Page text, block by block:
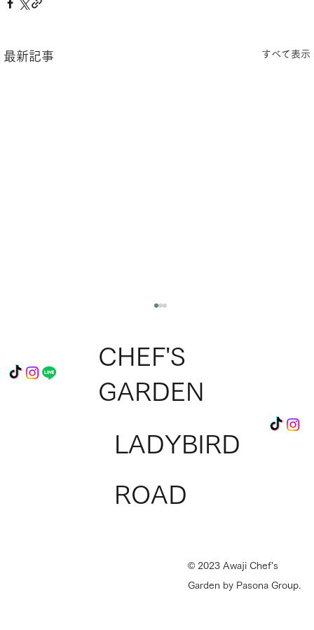
最新記事 すべて表示
フベンチャーズ』参加料理人を募集中
© 2023 Awaji Chef's
Garden by Pasona Group.
LADYBIRD
ROAD
CHEF'S
GARDEN